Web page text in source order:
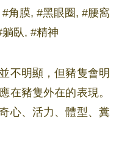
角膜, #黑眼圈, #腰窩
臥, #精神
不明顯，但豬隻會明
在豬隻外在的表現。
心、活力、體型、糞